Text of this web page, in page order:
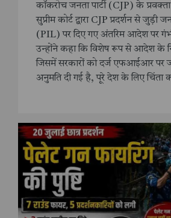
कॉकरोच जनता पार्टी (CJP) के
सुप्रीम कोर्ट द्वारा CJP प्रदर्शन से जुड़ी
(PIL) पर दिए गए अंतरिम आदेश पर
उन्होंने कहा कि विशेष रूप से आदेश के
जिसमें सरकारों को दर्ज एफआईआर पर
अनुमति दी गई है, पूरे देश के लिए चिंता